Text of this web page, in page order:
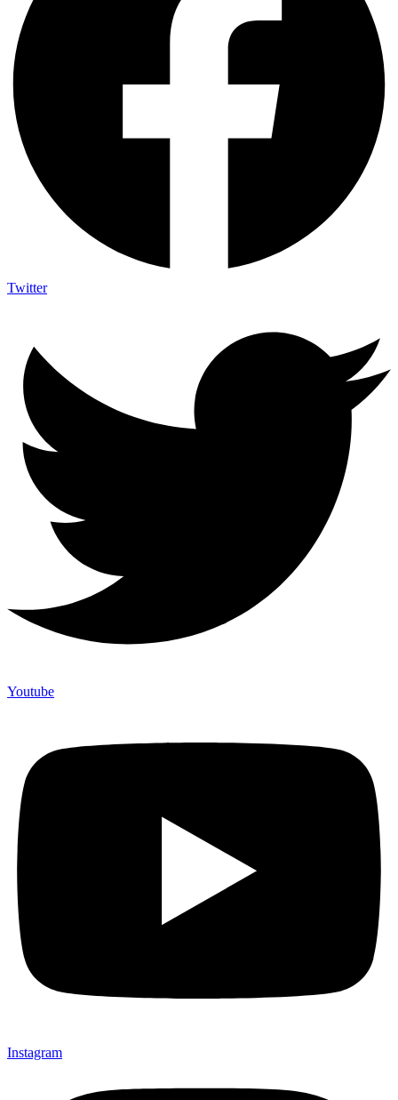
Twitter
Youtube
Instagram